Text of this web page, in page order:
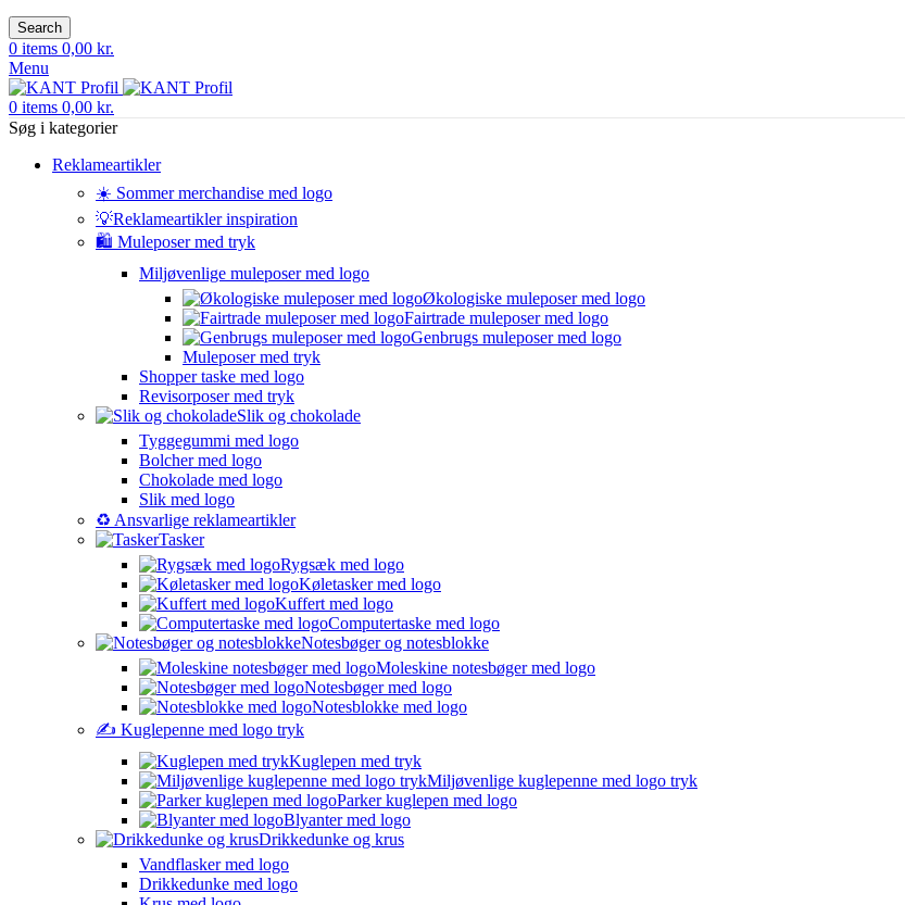
Search
0 items 0,00 kr.
Menu
0 items 0,00 kr.
Søg i kategorier
Reklameartikler
☀️ Sommer merchandise med logo
💡Reklameartikler inspiration
🛍️ Muleposer med tryk
Miljøvenlige muleposer med logo
Økologiske muleposer med logo
Fairtrade muleposer med logo
Genbrugs muleposer med logo
Muleposer med tryk
Shopper taske med logo
Revisorposer med tryk
Slik og chokolade
Tyggegummi med logo
Bolcher med logo
Chokolade med logo
Slik med logo
♻️ Ansvarlige reklameartikler
Tasker
Rygsæk med logo
Køletasker med logo
Kuffert med logo
Computertaske med logo
Notesbøger og notesblokke
Moleskine notesbøger med logo
Notesbøger med logo
Notesblokke med logo
✍️ Kuglepenne med logo tryk
Kuglepen med tryk
Miljøvenlige kuglepenne med logo tryk
Parker kuglepen med logo
Blyanter med logo
Drikkedunke og krus
Vandflasker med logo
Drikkedunke med logo